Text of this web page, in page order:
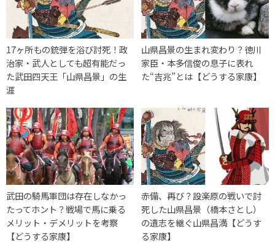
17ヶ所もの銃弾を浴び討死！政
治家・武人としても超有能だっ
た武田四天王「山県昌景」の生
涯
山県昌景の生まれ変わり？徳川
家臣・本多信俊の息子に表れ
た“吉兆”とは【どうする家康】
武田の騎馬軍団は存在しなかっ
たってホント？戦場で馬に乗る
メリット・デメリットを考察
【どうする家康】
赤備、再び？設楽原の戦いで討
死した山県昌景（橋本さとし）
の遺志を継ぐ山県昌満【どうす
る家康】